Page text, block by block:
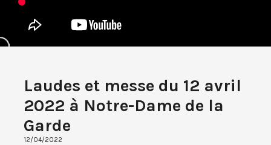
Laudes et messe du 12 avril
2022 à Notre-Dame de la
Garde
12/04/2022